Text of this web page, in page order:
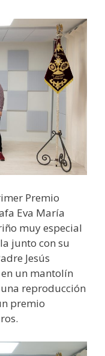
Premio
Eva María
muy especial
junto con su
Jesús
un mantolín
reproducción
premio